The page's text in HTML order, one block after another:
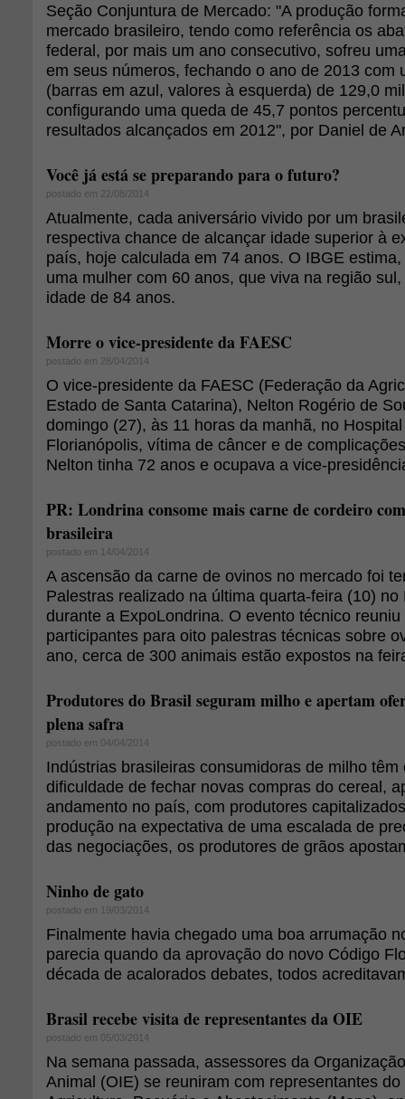
Seção Conjuntura de Mercado: "A produção
mercado brasileiro, tendo como referência os
federal, por mais um ano consecutivo, sofreu
em seus números, fechando o ano de 2013 com
(barras em azul, valores à esquerda) de 129,0
configurando uma queda de 45,7 pontos
resultados alcançados em 2012", por Daniel de
Você já está se preparando para o futuro?
postado em 22/08/2014
Atualmente, cada aniversário vivido por um
respectiva chance de alcançar idade superior à
país, hoje calculada em 74 anos. O IBGE
uma mulher com 60 anos, que viva na região
idade de 84 anos.
Morre o vice-presidente da FAESC
postado em 28/04/2014
O vice-presidente da FAESC (Federação da
Estado de Santa Catarina), Nelton Rogério de
domingo (27), às 11 horas da manhã, no
Florianópolis, vítima de câncer e de
Nelton tinha 72 anos e ocupava a vice-
PR: Londrina consome mais carne de cordeiro
brasileira
postado em 14/04/2014
A ascensão da carne de ovinos no mercado foi
Palestras realizado na última quarta-feira (10)
durante a ExpoLondrina. O evento técnico
participantes para oito palestras técnicas sobre
ano, cerca de 300 animais estão expostos na
Produtores do Brasil seguram milho e apertam
plena safra
postado em 04/04/2014
Indústrias brasileiras consumidoras de milho têm
dificuldade de fechar novas compras do cereal,
andamento no país, com produtores
produção na expectativa de uma escalada de
das negociações, os produtores de grãos
Ninho de gato
postado em 19/03/2014
Finalmente havia chegado uma boa arrumação
parecia quando da aprovação do novo Código
década de acalorados debates, todos
Brasil recebe visita de representantes da OIE
postado em 05/03/2014
Na semana passada, assessores da
Animal (OIE) se reuniram com representantes